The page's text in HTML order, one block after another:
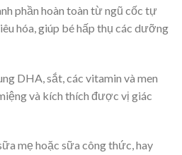
phần hoàn toàn từ ngũ cốc tự
hóa, giúp bé hấp thụ các dưỡng
DHA, sắt, các vitamin và men
và kích thích được vị giác
mẹ hoặc sữa công thức, hay